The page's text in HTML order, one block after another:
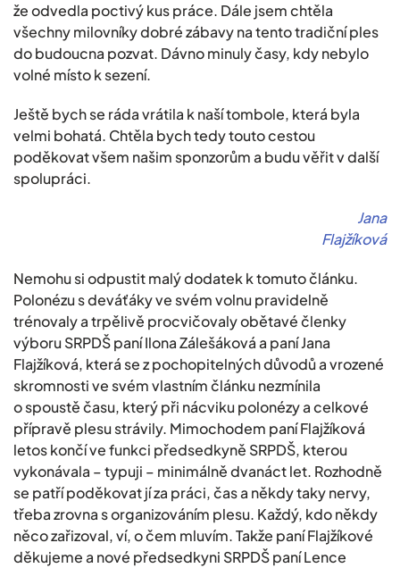
že odvedla poctivý kus práce. Dále jsem chtěla
všechny milovníky dobré zábavy na tento tradiční ples
do budoucna pozvat. Dávno minuly časy, kdy nebylo
volné místo k sezení.
Ještě bych se ráda vrátila k naší tombole, která byla
velmi bohatá. Chtěla bych tedy touto cestou
poděkovat všem našim sponzorům a budu věřit v další
spolupráci.
Jana
Flajžíková
Nemohu si odpustit malý dodatek k tomuto článku.
Polonézu s deváťáky ve svém volnu pravidelně
trénovaly a trpělivě procvičovaly obětavé členky
výboru SRPDŠ paní Ilona Zálešáková a paní Jana
Flajžíková, která se z pochopitelných důvodů a vrozené
skromnosti ve svém vlastním článku nezmínila
o spoustě času, který při nácviku polonézy a celkové
přípravě plesu strávily. Mimochodem paní Flajžíková
letos končí ve funkci předsedkyně SRPDŠ, kterou
vykonávala – typuji – minimálně dvanáct let. Rozhodně
se patří poděkovat jí za práci, čas a někdy taky nervy,
třeba zrovna s organizováním plesu. Každý, kdo někdy
něco zařizoval, ví, o čem mluvím. Takže paní Flajžíkové
děkujeme a nové předsedkyni SRPDŠ paní Lence